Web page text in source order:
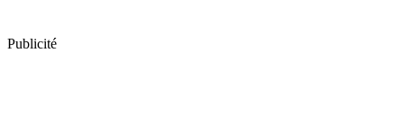
Publicité